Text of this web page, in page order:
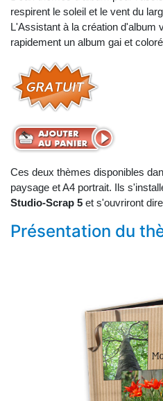
respirent le soleil et le vent du
L'Assistant à la création d'album
rapidement un album gai et
Ces deux thèmes disponibles
paysage et A4 portrait. Ils
Studio-Scrap 5 et s'ouvriront
Présentation du